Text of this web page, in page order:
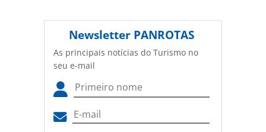
Newsletter PANROTAS
As principais notícias do Turismo no
seu e-mail